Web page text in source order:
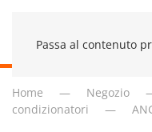
Passa al contenuto
Home Negozio
condizionatori